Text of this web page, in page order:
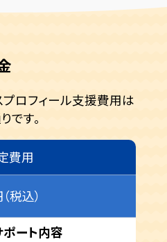
ロフィール支援費用は
です。
費用
税込）
ート内容